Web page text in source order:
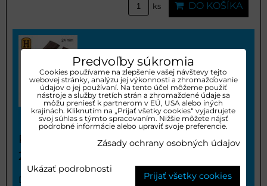
ks DO KOŠÍKA
Remienok HIGHTONE 24mm -
25024124
Dostupnosť:
Predvoľby súkromia
Cookies používame na zlepšenie vašej návštevy tejto
webovej stránky, analýzu jej výkonnosti a zhromažďovanie
údajov o jej používaní. Na tento účel môžeme použiť
nástroje a služby tretích strán a zhromaždené údaje sa
môžu preniesť k partnerom v EÚ, USA alebo iných
krajinách. Kliknutím na „Prijať všetky cookies“ vyjadrujete
svoj súhlas s týmto spracovaním. Nižšie môžete nájsť
podrobné informácie alebo upraviť svoje preferencie.
Zásady ochrany osobných údajov
Ukázať podrobnosti
Prijať všetky cookies